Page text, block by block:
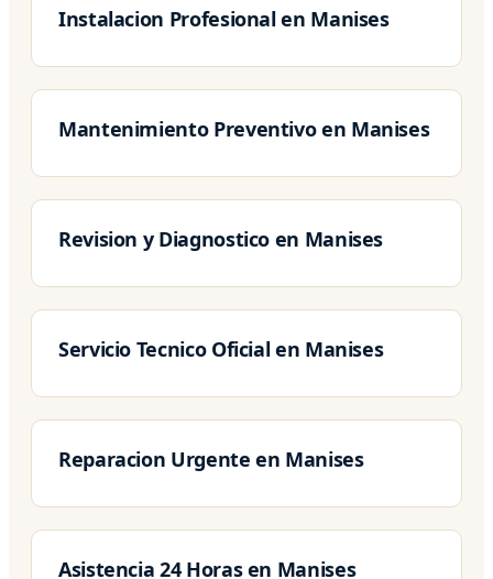
Instalacion Profesional en Manises
Mantenimiento Preventivo en Manises
Revision y Diagnostico en Manises
Servicio Tecnico Oficial en Manises
Reparacion Urgente en Manises
Asistencia 24 Horas en Manises